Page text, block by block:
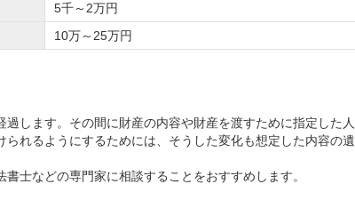
5千～2万円
10万～25万円
します。その間に財産の内容や財産を渡すために指定した
れるようにするためには、そうした変化も想定した内容の
士などの専門家に相談することをおすすめします。